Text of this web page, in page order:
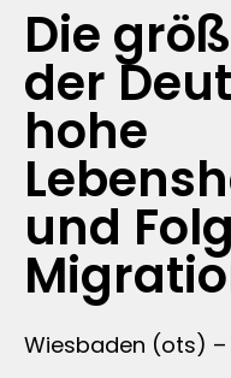
Die
der
hohe
und
Wiesbaden (ots) –